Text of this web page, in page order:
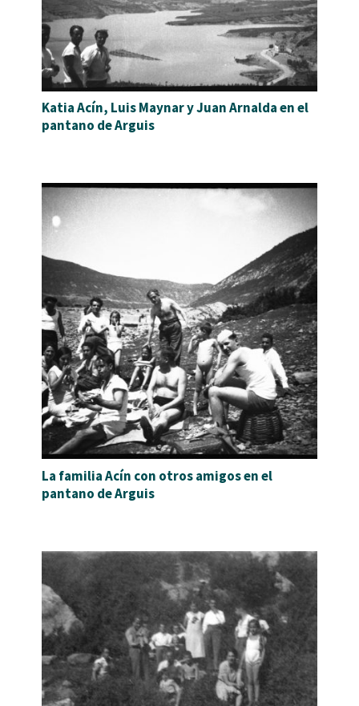
Katia Acín, Luis Maynar y Juan Arnalda en el
pantano de Arguis
La familia Acín con otros amigos en el
pantano de Arguis